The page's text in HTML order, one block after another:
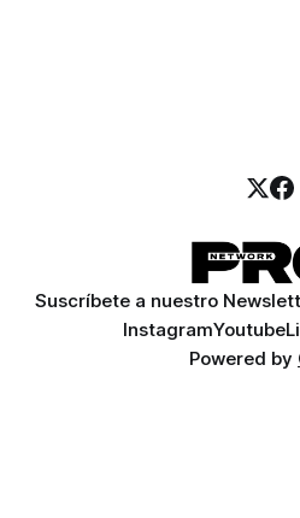
Suscríbete a nuestro
InstagramYoutube
Powered by